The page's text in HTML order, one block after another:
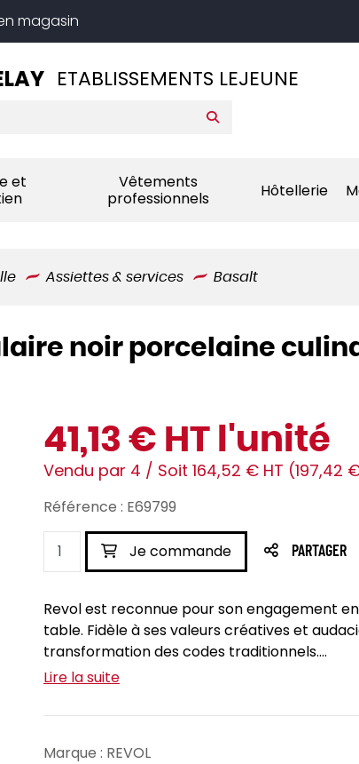
magasin
ETABLISSEMENTS LEJEUNE
et
Vêtements
professionnels
Hôtellerie
Assiettes & services Basalt
noir porcelaine
41,13 € HT l'unité
Vendu par 4 / Soit 164,52 € HT (197,42
Référence : E69799
Je commande PARTAGER
Revol est reconnue pour son engagement
table. Fidèle à ses valeurs créatives et
transformation des codes traditionnels....
Lire la suite
Marque : REVOL